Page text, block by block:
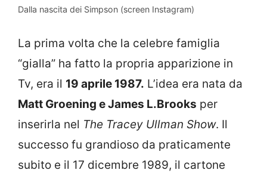
Dalla nascita dei Simpson (screen Instagram)
La prima volta che la celebre famiglia
“gialla” ha fatto la propria apparizione in
Tv, era il 19 aprile 1987. L’idea era nata da
Matt Groening e James L.Brooks per
inserirla nel The Tracey Ullman Show. Il
successo fu grandioso da praticamente
subito e il 17 dicembre 1989, il cartone